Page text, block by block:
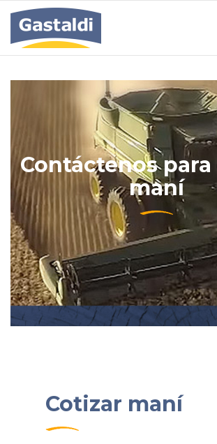
Contáctenos
maní
Cotizar maní